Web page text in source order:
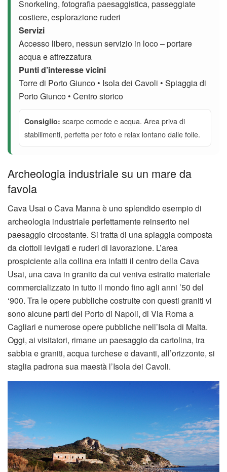
Snorkeling, fotografia paesaggistica, passeggiate
costiere, esplorazione ruderi
Servizi
Accesso libero, nessun servizio in loco – portare
acqua e attrezzatura
Punti d’interesse vicini
Torre di Porto Giunco • Isola dei Cavoli • Spiaggia di
Porto Giunco • Centro storico
Consiglio: scarpe comode e acqua. Area priva di
stabilimenti, perfetta per foto e relax lontano dalle folle.
Archeologia industriale su un mare da
favola
Cava Usai o Cava Manna è uno splendido esempio di
archeologia industrialeperfettamente reinserito nel
paesaggio circostante. Si tratta di una spiaggia composta
da ciottoli levigati e ruderi di lavorazione. L’area
prospiciente alla collina era infatti il centro della Cava
Usai, una cava in granito da cui veniva estratto materiale
commercializzato in tutto il mondo fino agli anni ’50 del
‘900. Tra le opere pubbliche costruite con questi graniti vi
sono alcune parti del Porto di Napoli, di Via Romaa
Cagliari e numerose opere pubbliche nell’Isola di Malta.
Oggi, ai visitatori, rimane un paesaggio da cartolina, tra
sabbia e graniti, acqua turchese e davanti, all’orizzonte, si
staglia padrona sua maestà l’Isola dei Cavoli.